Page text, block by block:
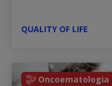
QUALITY OF LIFE
Oncoematologia